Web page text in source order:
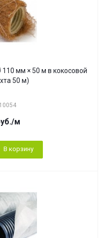
мм × 50 м в кокосовой
50 м)
/м
В корзину